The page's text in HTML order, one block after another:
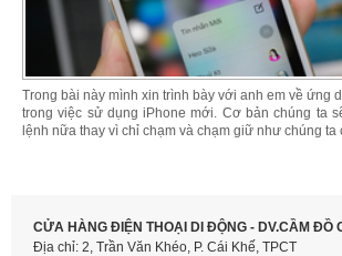
Trong bài này mình xin trình bày với anh em về ứng
trong việc sử dụng iPhone mới. Cơ bản chúng ta
lệnh nữa thay vì chỉ chạm và chạm giữ như chúng ta
CỬA HÀNG ĐIỆN THOẠI DI ĐỘNG - DV.CẦM ĐỒ
Địa chỉ: 2, Trần Văn Khéo, P. Cái Khế, TPCT